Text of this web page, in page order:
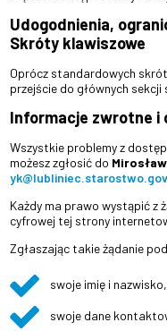
Udogodnienia,
Skróty klawiszowe
Oprócz standardowych
przejście do głównych
Informacje zwrotne i
Wszystkie problemy z
możesz zgłosić do
Każdy ma prawo wystąpić z
cyfrowej tej strony
Zgłaszając takie żądanie
swoje imię i nazwisko,
swoje dane